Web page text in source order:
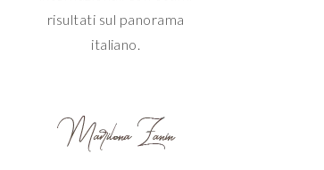
risultati sul panorama
italiano.